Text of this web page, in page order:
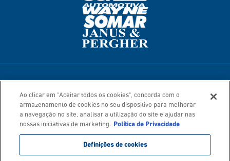
© 2026. Todos os direitos reservados.
Termos de Uso
Política de Privacidade
Mapa do Site
Ao clicar em "Aceitar todos os cookies", concorda com o
armazenamento de cookies no seu dispositivo para melhorar
a navegação no site, analisar a utilização do site e ajudar nas
nossas iniciativas de marketing.
Política de Privacidade
Definições de cookies